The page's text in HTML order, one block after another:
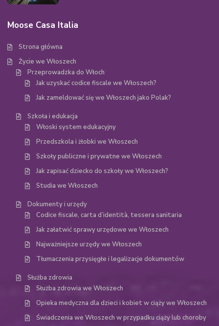
Moose Casa Italia
Strona główna
Życie we Włoszech
Przeprowadzka do Włoch
Jak uzyskać codice fiscale we Włoszech?
Jak zameldować się we Włoszech jako Polak?
Szkoła i edukacja
Włoski system edukacyjny
Przedszkola i żłobki we Włoszech
Szkoły publiczne i prywatne we Włoszech
Jak zapisać dziecko do szkoły we Włoszech?
Studia we Włoszech
Dokumenty i urzędy
Codice fiscale, carta d’identità, tessera sanitaria
Jak załatwić sprawy urzędowe we Włoszech
Najważniejsze urzędy we Włoszech
Tłumaczenia przysięgłe i legalizacje dokumentów
Służba zdrowia
Służba zdrowia we Włoszech
Opieka medyczna dla dzieci i kobiet w ciąży we Włoszech
Świadczenia we Włoszech w przypadku ciąży lub choroby